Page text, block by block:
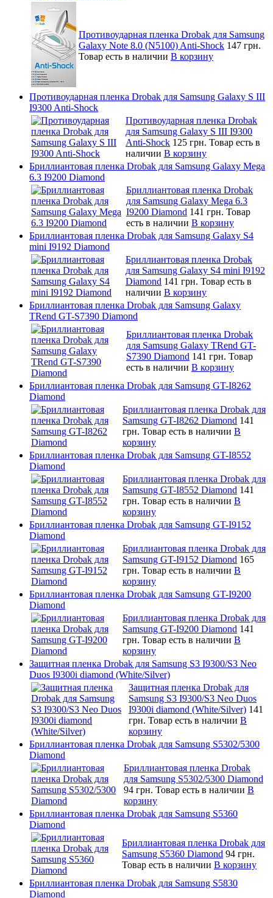
Противоударная пленка Drobak для Samsung
Galaxy Note 8.0 (N5100) Anti-Shock 147 грн.
Товар есть в наличии В корзину
Противоударная пленка Drobak для Samsung Galaxy S III
I9300 Anti-Shock
Противоударная пленка Drobak
для Samsung Galaxy S III I9300
Anti-Shock 125 грн. Товар есть в
наличии В корзину
Бриллиантовая пленка Drobak для Samsung Galaxy Mega
6.3 I9200 Diamond
Бриллиантовая пленка Drobak
для Samsung Galaxy Mega 6.3
I9200 Diamond 141 грн. Товар
есть в наличии В корзину
Бриллиантовая пленка Drobak для Samsung Galaxy S4
mini I9192 Diamond
Бриллиантовая пленка Drobak
для Samsung Galaxy S4 mini I9192
Diamond 141 грн. Товар есть в
наличии В корзину
Бриллиантовая пленка Drobak для Samsung Galaxy
TRend GT-S7390 Diamond
Бриллиантовая пленка Drobak
для Samsung Galaxy TRend GT-
S7390 Diamond 141 грн. Товар
есть в наличии В корзину
Бриллиантовая пленка Drobak для Samsung GT-I8262
Diamond
Бриллиантовая пленка Drobak для
Samsung GT-I8262 Diamond 141
грн. Товар есть в наличии В
корзину
Бриллиантовая пленка Drobak для Samsung GT-I8552
Diamond
Бриллиантовая пленка Drobak для
Samsung GT-I8552 Diamond 141
грн. Товар есть в наличии В
корзину
Бриллиантовая пленка Drobak для Samsung GT-I9152
Diamond
Бриллиантовая пленка Drobak для
Samsung GT-I9152 Diamond 165
грн. Товар есть в наличии В
корзину
Бриллиантовая пленка Drobak для Samsung GT-I9200
Diamond
Бриллиантовая пленка Drobak для
Samsung GT-I9200 Diamond 141
грн. Товар есть в наличии В
корзину
Защитная пленка Drobak для Samsung S3 I9300/S3 Neo
Duos I9300i diamond (White/Silver)
Защитная пленка Drobak для
Samsung S3 I9300/S3 Neo Duos
I9300i diamond (White/Silver) 141
грн. Товар есть в наличии В
корзину
Бриллиантовая пленка Drobak для Samsung S5302/5300
Diamond
Бриллиантовая пленка Drobak
для Samsung S5302/5300 Diamond
94 грн. Товар есть в наличии В
корзину
Бриллиантовая пленка Drobak для Samsung S5360
Diamond
Бриллиантовая пленка Drobak для
Samsung S5360 Diamond 94 грн.
Товар есть в наличии В корзину
Бриллиантовая пленка Drobak для Samsung S5830
Diamond